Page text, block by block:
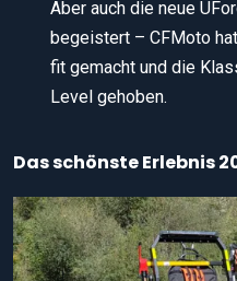
Aber auch die neue
begeistert – CFMoto
fit gemacht und die
Level gehoben.
Das schönste Erlebnis